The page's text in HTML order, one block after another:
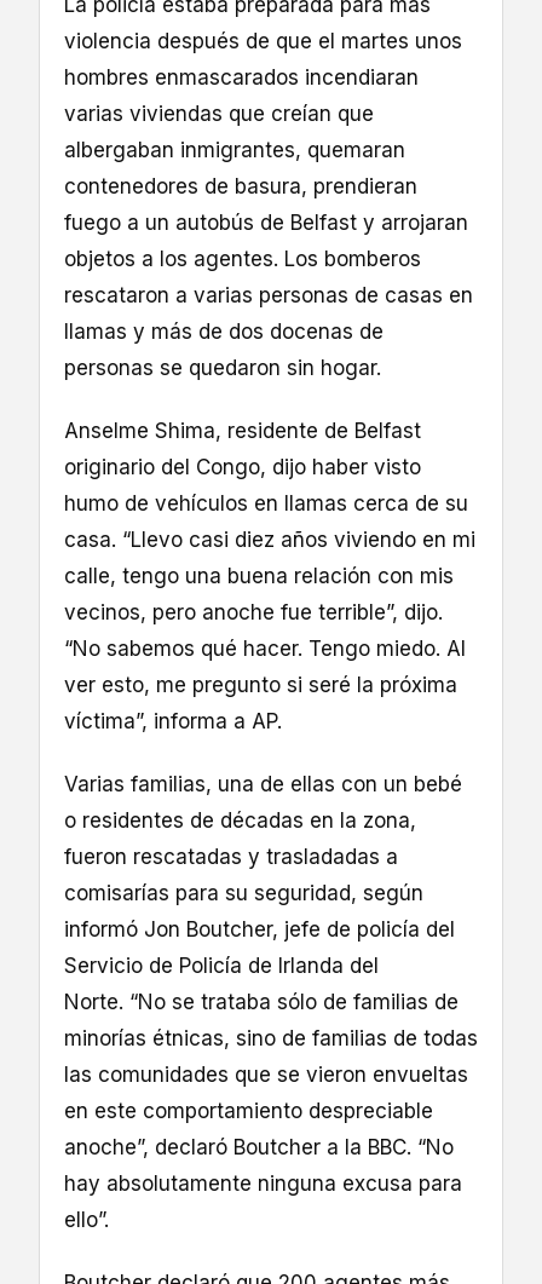
violencia después de que el martes unos
hombres enmascarados incendiaran
varias viviendas que creían que
albergaban inmigrantes, quemaran
contenedores de basura, prendieran
fuego a un autobús de Belfast y arrojaran
objetos a los agentes. Los bomberos
rescataron a varias personas de casas en
llamas y más de dos docenas de
personas se quedaron sin hogar.
Anselme Shima, residente de Belfast
originario del Congo, dijo haber visto
humo de vehículos en llamas cerca de su
casa. “Llevo casi diez años viviendo en mi
calle, tengo una buena relación con mis
vecinos, pero anoche fue terrible”, dijo.
“No sabemos qué hacer. Tengo miedo. Al
ver esto, me pregunto si seré la próxima
víctima”, informa a AP.
Varias familias, una de ellas con un bebé
o residentes de décadas en la zona,
fueron rescatadas y trasladadas a
comisarías para su seguridad, según
informó Jon Boutcher, jefe de policía del
Servicio de Policía de Irlanda del
Norte. “No se trataba sólo de familias de
minorías étnicas, sino de familias de todas
las comunidades que se vieron envueltas
en este comportamiento despreciable
anoche”, declaró Boutcher a la BBC. “No
hay absolutamente ninguna excusa para
ello”.